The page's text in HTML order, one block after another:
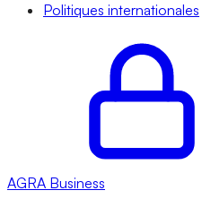
Politiques internationales
AGRA Business